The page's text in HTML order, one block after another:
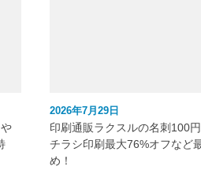
2026年7月29日
印刷通販ラクスルの名刺100
チラシ印刷最大76%オフなど
め！